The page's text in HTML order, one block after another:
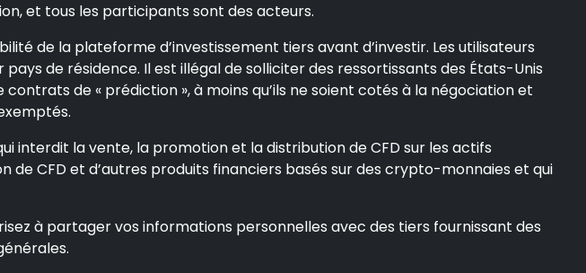
et tous les participants sont des acteurs.
de la plateforme d’investissement tiers avant d’investir. Les utilisateurs
de résidence. Il est illégal de solliciter des ressortissants des États-Unis
de « prédiction », à moins qu’ils ne soient cotés à la négociation et
interdit la vente, la promotion et la distribution de CFD sur les actifs
CFD et d’autres produits financiers basés sur des crypto-monnaies et qui
à partager vos informations personnelles avec des tiers fournissant des